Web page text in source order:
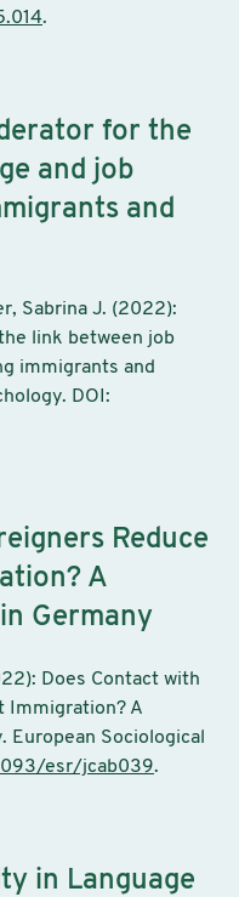
.
for the
and job
and
Sabrina J. (2022):
link between job
immigrants and
DOI:
Reduce
A
Germany
Does Contact with
Immigration? A
European Sociological
esr/jcab039.
in Language